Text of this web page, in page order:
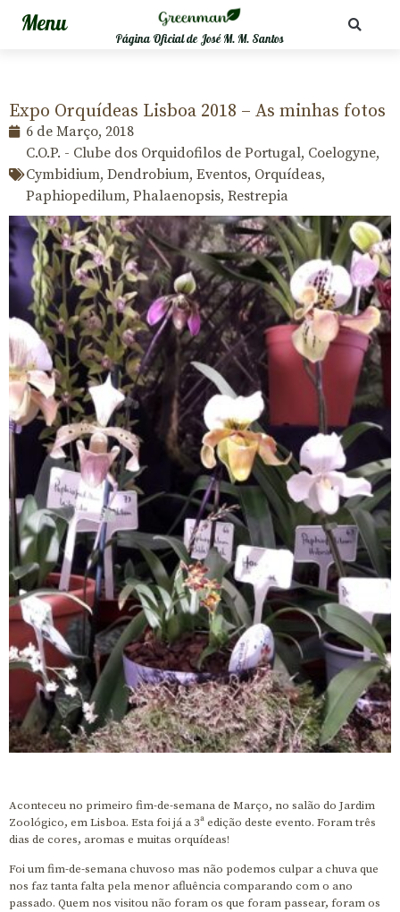
Página Oficial de José M. M. Santos
Expo Orquídeas Lisboa 2018 – As minhas fotos
6 de Março, 2018
C.O.P. - Clube dos Orquidofilos de Portugal, Coelogyne,
Cymbidium, Dendrobium, Eventos, Orquídeas,
Paphiopedilum, Phalaenopsis, Restrepia
Aconteceu no primeiro fim-de-semana de Março, no salão do Jardim
Zoológico, em Lisboa. Esta foi já a 3ª edição deste evento. Foram três
dias de cores, aromas e muitas orquídeas!
Foi um fim-de-semana chuvoso mas não podemos culpar a chuva que
nos faz tanta falta pela menor afluência comparando com o ano
passado. Quem nos visitou não foram os que foram passear, foram os